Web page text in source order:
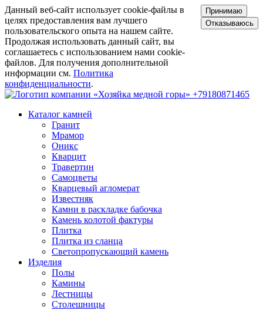
Данный веб-сайт использует cookie-файлы в
целях предоставления вам лучшего
пользовательского опыта на нашем сайте.
Продолжая использовать данный сайт, вы
соглашаетесь с использованием нами cookie-
файлов. Для получения дополнительной
информации см. Политика
конфиденциальности.
Принимаю
Отказываюсь
+79180871465
Каталог камней
Гранит
Мрамор
Оникс
Кварцит
Травертин
Самоцветы
Кварцевый агломерат
Известняк
Камни в раскладке бабочка
Камень колотой фактуры
Плитка
Плитка из сланца
Светопропускающий камень
Изделия
Полы
Камины
Лестницы
Столешницы